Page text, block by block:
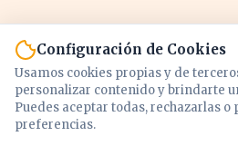
Configuración de Cookies
Usamos cookies propias y de
personalizar contenido y brindarte
Puedes aceptar todas, rechazarlas o
preferencias.